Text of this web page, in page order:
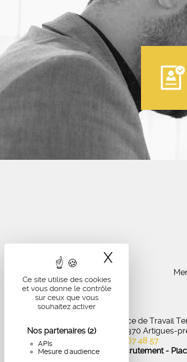
Ce site utilise des cookies
et vous donne le contrôle
sur ceux que vous
souhaitez activer
Nos partenaires (2)
APIs
Mesure d'audience
X
IA Recrutement - Agence de Travail
27 Avenue de Virecourt, 33370 Artigues-
05 56 67 48 57
Offres d'emploi - Recrutement -